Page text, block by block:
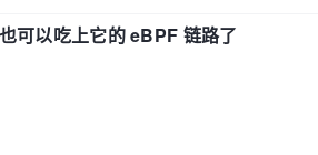
可以吃上它的 eBPF 链路了